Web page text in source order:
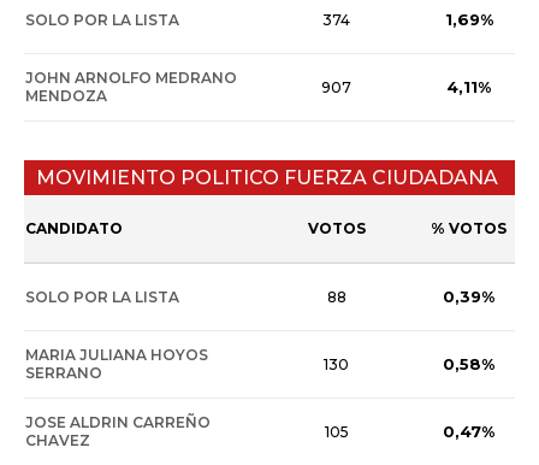
SOLO POR LA LISTA 374 1,69%
JOHN ARNOLFO MEDRANO
MENDOZA
907 4,11%
MOVIMIENTO POLITICO FUERZA CIUDADANA
CANDIDATO VOTOS % VOTOS
SOLO POR LA LISTA 88 0,39%
MARIA JULIANA HOYOS
SERRANO
130 0,58%
JOSE ALDRIN CARREÑO
CHAVEZ
105 0,47%